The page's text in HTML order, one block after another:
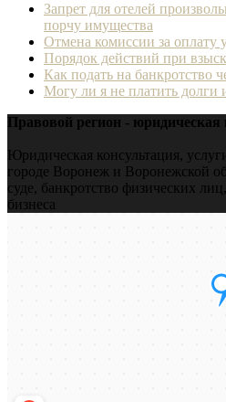
Запрет для отелей
порчу имущества
Отмена комиссии за
Порядок действий при
Как подать на банкротство
Могу ли я не платить долги
Правовой регион - юридическая
Юридическая консультация,
городе Воронеж и Воронежской
суде, банкротство физических
бизнеса